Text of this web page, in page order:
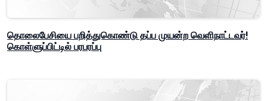
தொலைபேசியை பறித்துகொண்டு தப்ப முயன்ற வெளிநாட்டவர்!
கொள்ளுப்பிட்டில் பரபரப்பு